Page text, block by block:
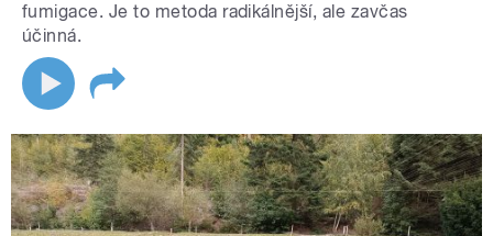
fumigace. Je to metoda radikálnější, ale zavčas
účinná.